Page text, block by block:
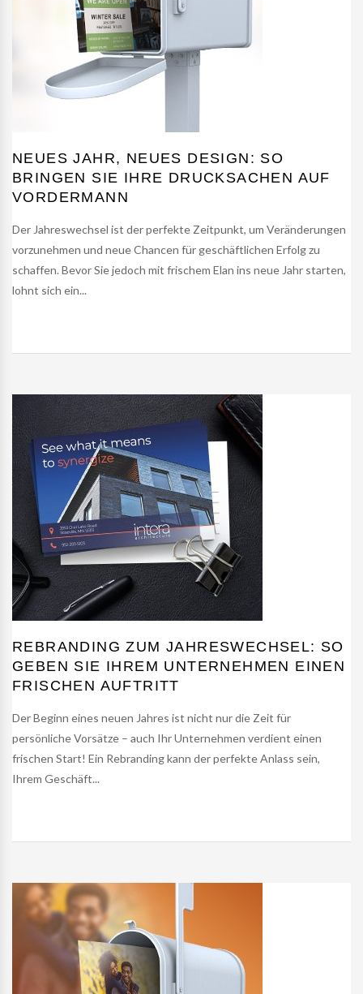
NEUES JAHR, NEUES DESIGN: SO
BRINGEN SIE IHRE DRUCKSACHEN AUF
VORDERMANN
Der Jahreswechsel ist der perfekte Zeitpunkt, um Veränderungen
vorzunehmen und neue Chancen für geschäftlichen Erfolg zu
schaffen. Bevor Sie jedoch mit frischem Elan ins neue Jahr starten,
lohnt sich ein...
REBRANDING ZUM JAHRESWECHSEL: SO
GEBEN SIE IHREM UNTERNEHMEN EINEN
FRISCHEN AUFTRITT
Der Beginn eines neuen Jahres ist nicht nur die Zeit für
persönliche Vorsätze – auch Ihr Unternehmen verdient einen
frischen Start! Ein Rebranding kann der perfekte Anlass sein,
Ihrem Geschäft...